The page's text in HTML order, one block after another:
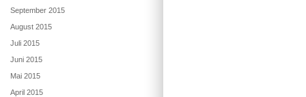
September 2015
August 2015
Juli 2015
Juni 2015
Mai 2015
April 2015